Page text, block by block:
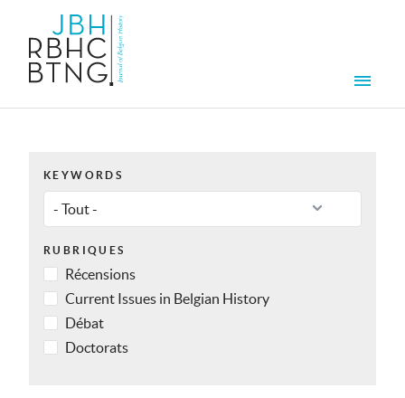
KEYWORDS
RUBRIQUES
Récensions
Current Issues in Belgian History
Débat
Doctorats